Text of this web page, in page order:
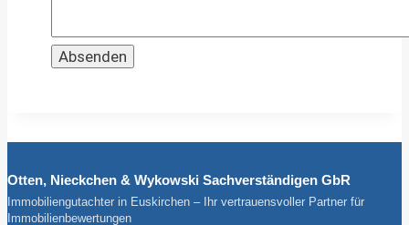
Otten, Nieckchen & Wykowski Sachverständigen GbR
Immobiliengutachter in Euskirchen – Ihr vertrauensvoller Partner für
Immobilienbewertungen